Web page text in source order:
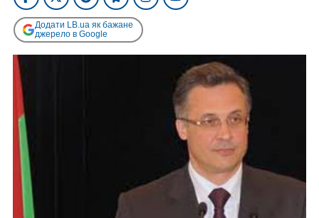
Додати LB.ua як бажане
джерело в Google